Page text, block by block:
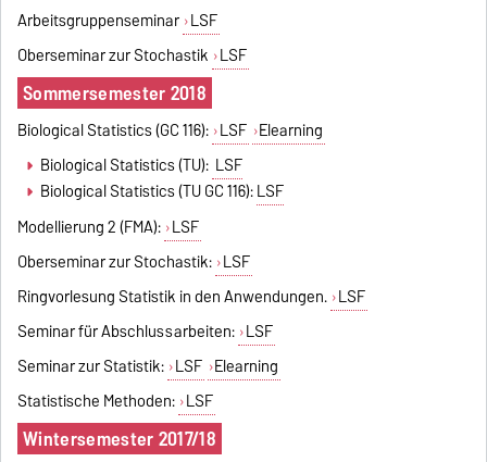
Arbeitsgruppenseminar LSF
Oberseminar zur Stochastik LSF
Sommersemester 2018
Biological Statistics (GC 116): LSF Elearning
Biological Statistics (TU): LSF
Biological Statistics (TU GC 116):LSF
Modellierung 2 (FMA): LSF
Oberseminar zur Stochastik: LSF
Ringvorlesung Statistik in den Anwendungen. LSF
Seminar für Abschlussarbeiten: LSF
Seminar zur Statistik: LSF Elearning
Statistische Methoden: LSF
Wintersemester 2017/18